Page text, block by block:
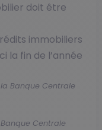
doit être
immobiliers
la fin de l’année
la Banque Centrale
Centrale